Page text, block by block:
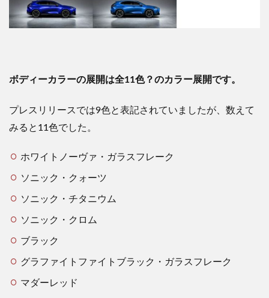
ボディーカラーの展開は全11色？のカラー展開です。
プレスリリースでは9色と表記されていましたが、数えて
みると11色でした。
ホワイトノーヴァ・ガラスフレーク
ソニック・クォーツ
ソニック・チタニウム
ソニック・クロム
ブラック
グラファイトファイトブラック・ガラスフレーク
マダーレッド